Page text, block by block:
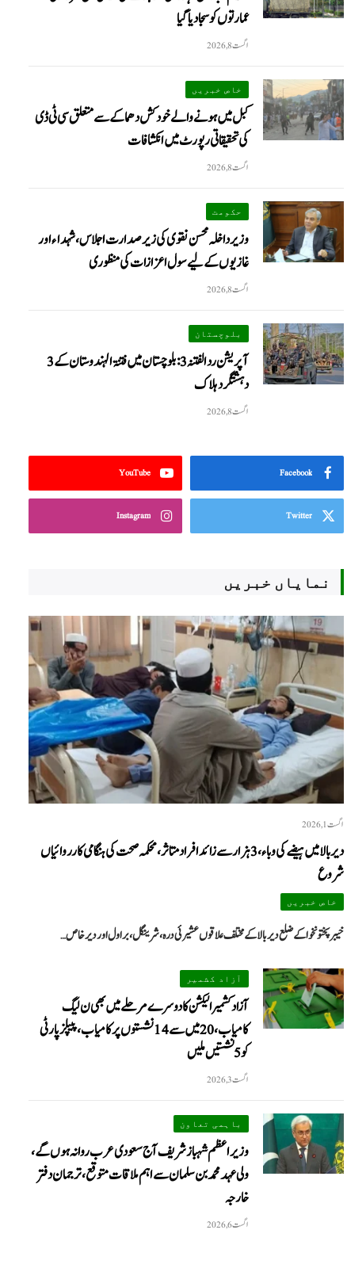
عمارتوں کو سجا دیا گیا
اگست 8, 2026
خاص خبریں
کبل میں ہونے والے خودکش دھماکے سے متعلق سی ٹی ڈی
کی تحقیقاتی رپورٹ میں انکشافات
اگست 8, 2026
حکومت
وزیرداخلہ محسن نقوی کی زیر صدارت اجلاس، شہداء اور
غازیوں کے لیے سول اعزازات کی منظوری
اگست 8, 2026
بلوچستان
آپریشن رد الفتنہ 3: بلوچستان میں فتنۃ الہندوستان کے 3
دہشتگرد ہلاک
اگست 8, 2026
Facebook
YouTube
Twitter
Instagram
نمایاں خبریں
اگست 1, 2026
دیر بالا میں ہیضے کی وباء، 3 ہزار سے زائد افراد متاثر، محکمہ صحت کی ہنگامی کارروائیاں
شروع
خاص خبریں
خیبرپختونخوا کے ضلع دیر بالا کے مختلف علاقوں عشیرئی درہ، شرینگل، براول اور دیر خاص…
آزاد کشمیر
آزاد کشمیر الیکشن کا دوسرے مرحلے میں بھی ن لیگ
کامیاب، 20 میں سے 14 نشستوں پر کامیاب، پیپلزپارٹی
کو 5 نشستیں ملیں
اگست 3, 2026
باہمی تعاون
وزیراعظم شہباز شریف آج سعودی عرب روانہ ہوں گے،
ولی عہد محمد بن سلمان سے اہم ملاقات متوقع، ترجمان دفتر
خارجہ
اگست 6, 2026